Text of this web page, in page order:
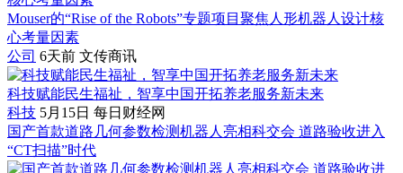
Mouser的“Rise of the Robots”专题项目聚焦人形机器人设计核
心考量因素
公司 6天前 文传商讯
科技赋能民生福祉，智享中国开拓养老服务新未来
科技 5月15日 每日财经网
国产首款道路几何参数检测机器人亮相科交会 道路验收进入
“CT扫描”时代